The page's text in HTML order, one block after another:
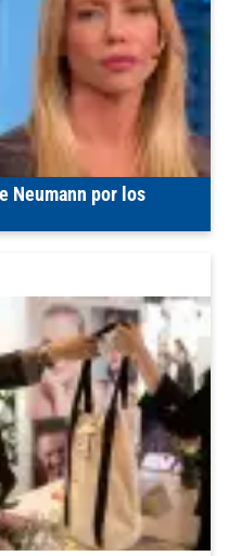
Neumann por los